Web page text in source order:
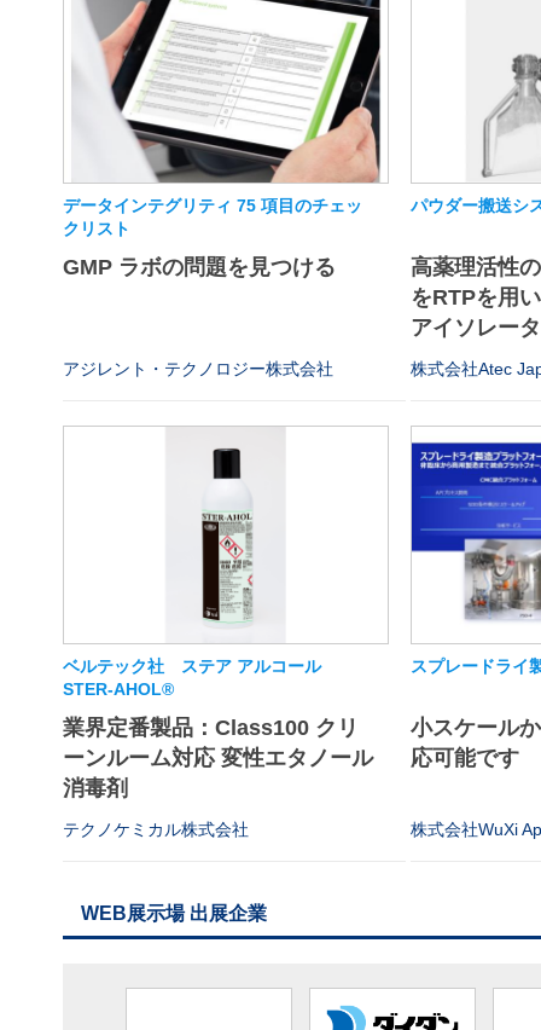
データインテグリティ 75 項目のチェッ
クリスト
GMP ラボの問題を見つける
アジレント・テクノロジー株式会社
パウダー搬送シ
高薬理活性
をRTPを用
アイソレー
株式会社Atec
ベルテック社 ステア アルコール
STER-AHOL®
業界定番製品：Class100 クリ
ーンルーム対応 変性エタノール
消毒剤
テクノケミカル株式会社
スプレードライ
小スケール
応可能です
株式会社WuXi
WEB展示場 出展企業